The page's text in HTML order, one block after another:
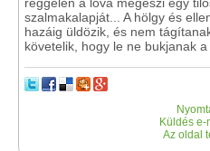
szalmakalapját... A hölgy és
hazáig üldözik, és nem
követelik, hogy le ne bukjanak
Küldés e-
Az oldal